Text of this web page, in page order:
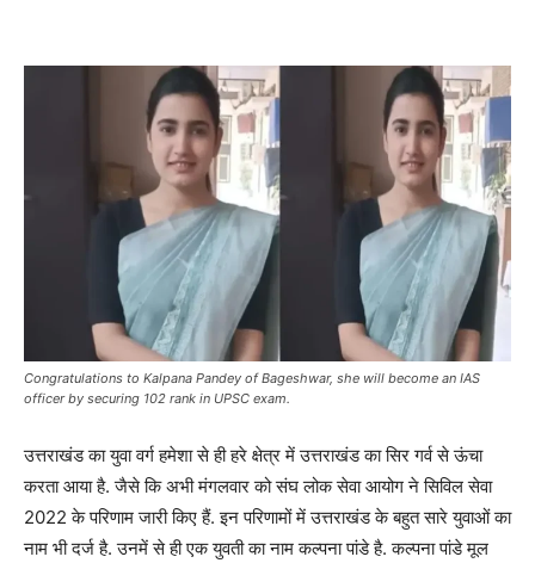
Congratulations to Kalpana Pandey of Bageshwar, she will become an IAS
officer by securing 102 rank in UPSC exam.
उत्तराखंड का युवा वर्ग हमेशा से ही हरे क्षेत्र में उत्तराखंड का सिर गर्व से ऊंचा
करता आया है. जैसे कि अभी मंगलवार को संघ लोक सेवा आयोग ने सिविल सेवा
2022 के परिणाम जारी किए हैं. इन परिणामों में उत्तराखंड के बहुत सारे युवाओं का
नाम भी दर्ज है. उनमें से ही एक युवती का नाम कल्पना पांडे है. कल्पना पांडे मूल